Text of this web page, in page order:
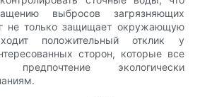
выбросов загрязняющих
не только защищает окружающую
положительный отклик у
сторон, которые все
экологически